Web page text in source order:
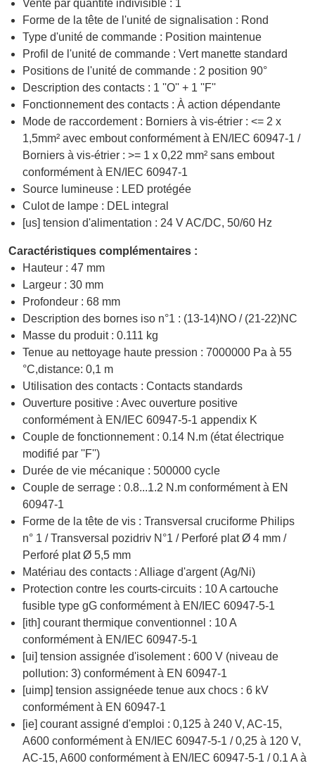
Vente par quantité indivisible : 1
Forme de la tête de l'unité de signalisation : Rond
Type d'unité de commande : Position maintenue
Profil de l'unité de commande : Vert manette standard
Positions de l'unité de commande : 2 position 90°
Description des contacts : 1 ''O'' + 1 ''F''
Fonctionnement des contacts : À action dépendante
Mode de raccordement : Borniers à vis-étrier : <= 2 x
1,5mm² avec embout conformément à EN/IEC 60947-1 /
Borniers à vis-étrier : >= 1 x 0,22 mm² sans embout
conformément à EN/IEC 60947-1
Source lumineuse : LED protégée
Culot de lampe : DEL integral
[us] tension d'alimentation : 24 V AC/DC, 50/60 Hz
Caractéristiques complémentaires :
Hauteur : 47 mm
Largeur : 30 mm
Profondeur : 68 mm
Description des bornes iso n°1 : (13-14)NO / (21-22)NC
Masse du produit : 0.111 kg
Tenue au nettoyage haute pression : 7000000 Pa à 55
°C,distance: 0,1 m
Utilisation des contacts : Contacts standards
Ouverture positive : Avec ouverture positive
conformément à EN/IEC 60947-5-1 appendix K
Couple de fonctionnement : 0.14 N.m (état électrique
modifié par ''F'')
Durée de vie mécanique : 500000 cycle
Couple de serrage : 0.8...1.2 N.m conformément à EN
60947-1
Forme de la tête de vis : Transversal cruciforme Philips
n° 1 / Transversal pozidriv N°1 / Perforé plat Ø 4 mm /
Perforé plat Ø 5,5 mm
Matériau des contacts : Alliage d'argent (Ag/Ni)
Protection contre les courts-circuits : 10 A cartouche
fusible type gG conformément à EN/IEC 60947-5-1
[ith] courant thermique conventionnel : 10 A
conformément à EN/IEC 60947-5-1
[ui] tension assignée d'isolement : 600 V (niveau de
pollution: 3) conformément à EN 60947-1
[uimp] tension assignéede tenue aux chocs : 6 kV
conformément à EN 60947-1
[ie] courant assigné d'emploi : 0,125 à 240 V, AC-15,
A600 conformément à EN/IEC 60947-5-1 / 0,25 à 120 V,
AC-15, A600 conformément à EN/IEC 60947-5-1 / 0.1 A à